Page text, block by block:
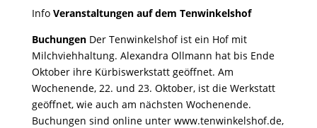
Info Veranstaltungen auf dem Tenwinkelshof
BuchungenDer Tenwinkelshof ist ein Hof mit
Milchviehhaltung. Alexandra Ollmann hat bis Ende
Oktober ihre Kürbiswerkstatt geöffnet. Am
Wochenende, 22. und 23. Oktober, ist die Werkstatt
geöffnet, wie auch am nächsten Wochenende.
Buchungen sind online unter www.tenwinkelshof.de,